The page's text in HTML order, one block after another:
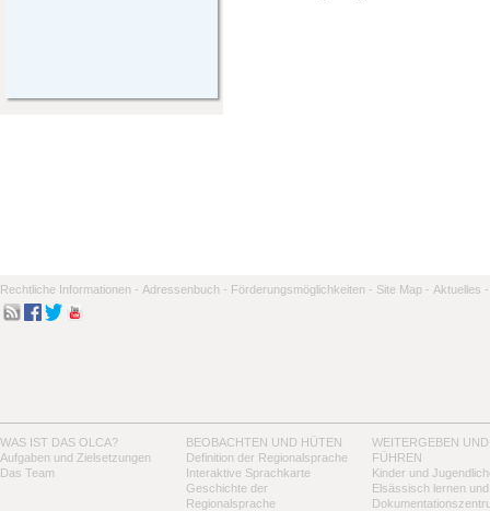
Rechtliche Informationen - Adressenbuch - Förderungsmöglichkeiten - Site Map - Aktuelles -
WAS IST DAS OLCA?
Aufgaben und Zielsetzungen
Das Team
BEOBACHTEN UND HÜTEN
Definition der Regionalsprache
Interaktive Sprachkarte
Geschichte der
Regionalsprache
WEITERGEBEN UND
FÜHREN
Kinder und
Elsässisch lernen